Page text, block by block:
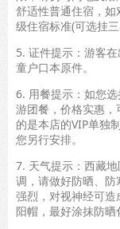
舒适性普通住宿，
级住宿标准(可选挂
5. 证件提示：游客
童户口本原件。
6. 用餐提示：如您
游团餐，价格实惠
的是本店的VIP单独
您另行安排。
7. 天气提示：西藏
调，请做好防晒、
强烈，对视神经可
阳帽，最好涂抹防晒